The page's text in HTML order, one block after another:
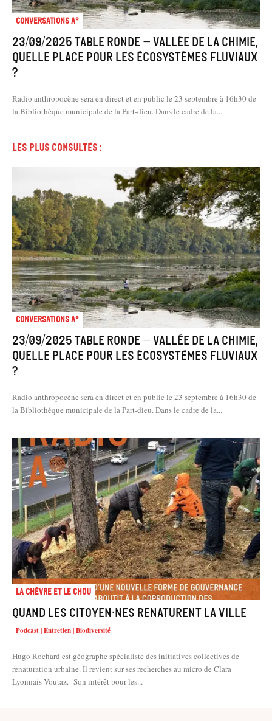
Conversations A°
23/09/2025 Table ronde – Vallée de la chimie,
quelle place pour les écosystèmes fluviaux
?
Radio anthropocène sera en direct et en public le 23 septembre à 16h30 de
la Bibliothèque municipale de la Part-dieu. Dans le cadre de la...
Les plus consultés :
Conversations A°
23/09/2025 Table ronde – Vallée de la chimie,
quelle place pour les écosystèmes fluviaux
?
Radio anthropocène sera en direct et en public le 23 septembre à 16h30 de
la Bibliothèque municipale de la Part-dieu. Dans le cadre de la...
La chèvre et le chou
Quand les citoyen·nes renaturent la ville
Podcast | Entretien | Biodiversité
Hugo Rochard est géographe spécialiste des initiatives collectives de
renaturation urbaine. Il revient sur ses recherches au micro de Clara
Lyonnais-Voutaz. Son intérêt pour les...